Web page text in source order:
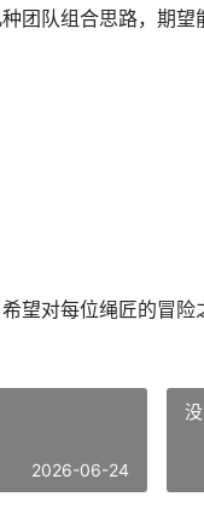
团队组合思路，期望
望对每位绳匠的冒险
2026-06-24
没